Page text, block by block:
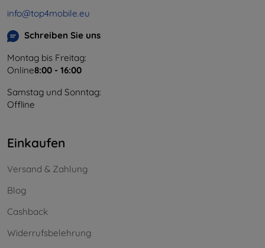
info@top4mobile.eu
Schreiben Sie uns
Montag bis Freitag:
Online8:00 - 16:00
Samstag und Sonntag:
Offline
Einkaufen
Versand & Zahlung
Blog
Cashback
Widerrufsbelehrung